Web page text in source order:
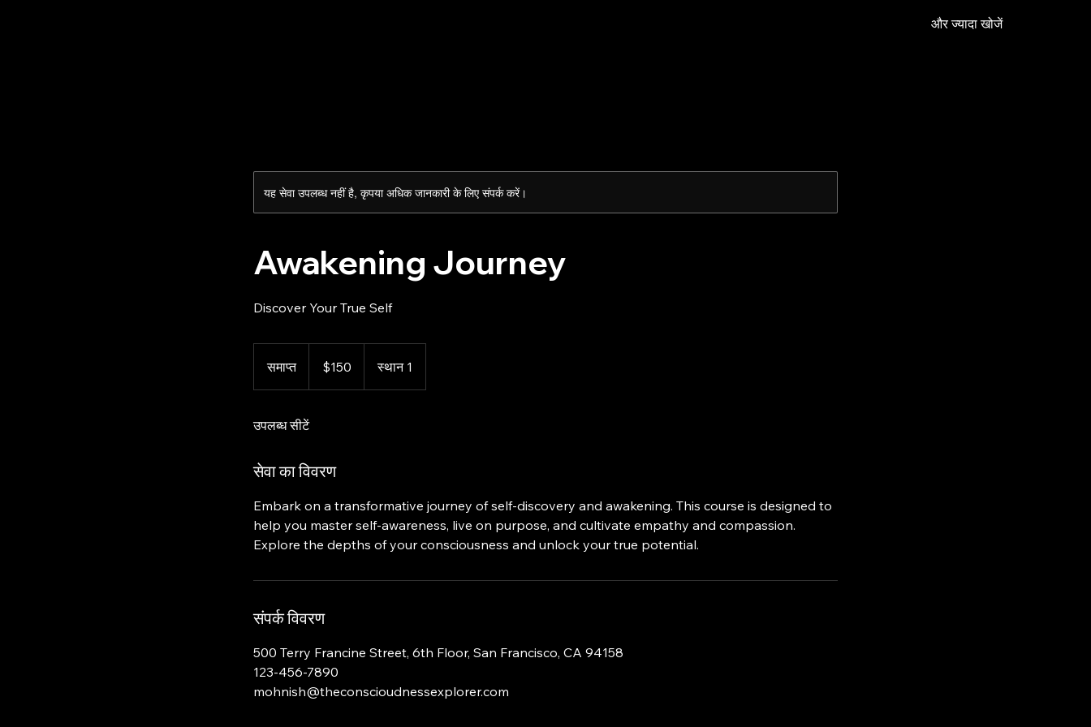
और ज्यादा खोजें
यह सेवा उपलब्ध नहीं है, कृपया अधिक जानकारी के लिए संपर्क करें।
Awakening Journey
Discover Your True Self
समाप्तस
मा
डॉलर$150 स्थान 1
उपलब्ध सीटें
सेवा का विवरण
Embark on a transformative journey of self-discovery and awakening. This course is designed to
help you master self-awareness, live on purpose, and cultivate empathy and compassion.
Explore the depths of your consciousness and unlock your true potential.
संपर्क विवरण
500 Terry Francine Street, 6th Floor, San Francisco, CA 94158
123-456-7890
mohnish@theconscioudnessexplorer.com